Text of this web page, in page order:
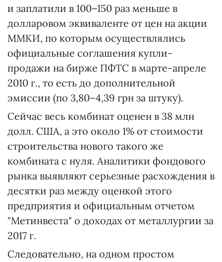
и заплатили в 100–150 раз меньше в
долларовом эквиваленте от цен на акции
MMKИ, по которым осуществлялись
официальные соглашения купли-
продажи на бирже ПФТС в марте-апреле
2010 г., то есть до дополнительной
эмиссии (по 3,80–4,39 грн за штуку).
Сейчас весь комбинат оценен в 38 млн
долл. США, а это около 1% от стоимости
строительства нового такого же
комбината с нуля. Аналитики фондового
рынка выявляют серьезные расхождения в
десятки раз между оценкой этого
предприятия и официальным отчетом
"Метинвеста" о доходах от металлургии за
2017 г.
Следовательно, на одном простом